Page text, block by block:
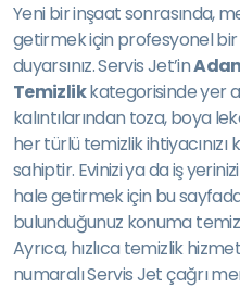
Yeni bir inşaat sonrasında,
getirmek için profesyonel
duyarsınız. Servis Jet’in
Temizlikkategorisinde yer
kalıntılarından toza, boya
her türlü temizlik
sahiptir. Evinizi ya da iş
hale getirmek için bu
bulunduğunuz konuma
Ayrıca, hızlıca temizlik
numaralı Servis Jet çağrı